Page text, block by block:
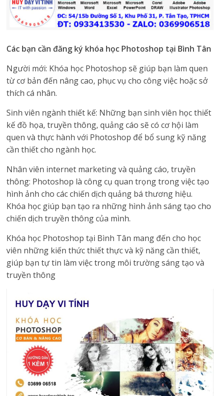
Các bạn cần đăng ký khóa học Photoshop tại Bình Tân
Người mới: Khóa học Photoshop sẽ giúp bạn làm quen
từ cơ bản đến nâng cao, phục vụ cho công việc hoặc sở
thích cá nhân.
Sinh viên ngành thiết kế: Những bạn sinh viên học thiết
kế đồ họa, truyền thông, quảng cáo sẽ có cơ hội làm
quen và thực hành với Photoshop để bổ sung kỹ năng
cần thiết cho ngành học.
Nhân viên internet marketing và quảng cáo, truyền
thông: Photoshop là công cụ quan trọng trong việc tạo
hình ảnh cho các chiến dịch quảng bá thương hiệu.
Khóa học giúp bạn tạo ra những hình ảnh sáng tạo cho
chiến dịch truyền thông của mình.
Khóa học Photoshop tại Bình Tân mang đến cho học
viên những kiến thức thiết thực và kỹ năng cần thiết,
giúp bạn tự tin làm việc trong môi trường sáng tạo và
truyền thông